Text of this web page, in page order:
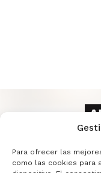
Para ofrecer las
como las cookies para